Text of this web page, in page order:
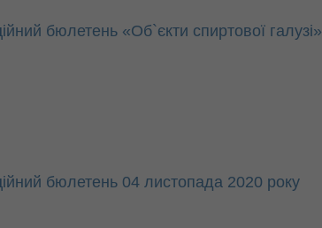
бюлетень «Об`єкти спиртової галузі»
бюлетень 04 листопада 2020 року